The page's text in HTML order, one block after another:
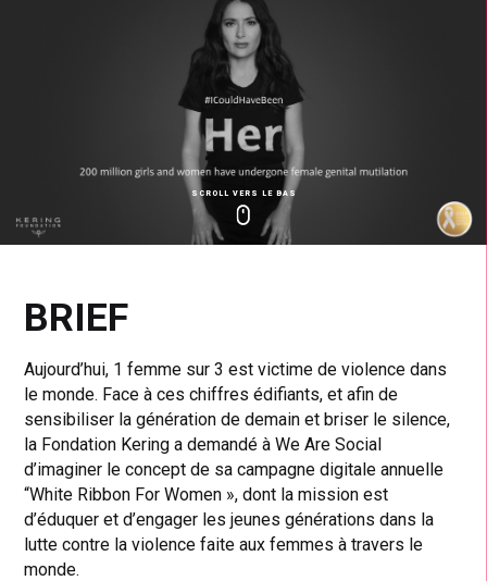
ClickClick
SCROLL VERS LE BAS
BRIEF
Aujourd’hui, 1 femme sur 3 est victime de violence dans
le monde. Face à ces chiffres édifiants, et afin de
sensibiliser la génération de demain et briser le silence,
la Fondation Kering a demandé à We Are Social
d’imaginer le concept de sa campagne digitale annuelle
“White Ribbon For Women », dont la mission est
d’éduquer et d’engager les jeunes générations dans la
lutte contre la violence faite aux femmes à travers le
monde.